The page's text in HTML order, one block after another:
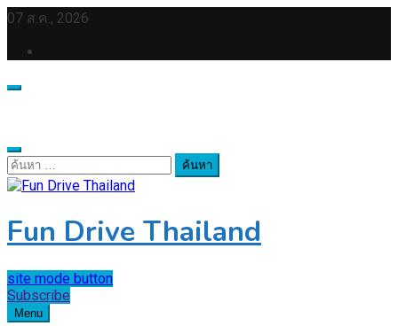
Skip
content
07 ส.ค., 2026
ค้นหา
สำหรับ:
Fun Drive Thailand
site mode button
Subscribe
Menu